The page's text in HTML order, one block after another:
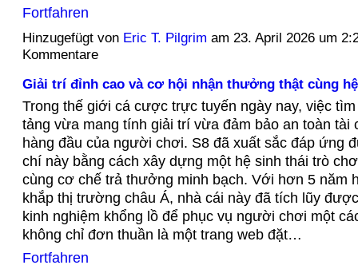
Fortfahren
Hinzugefügt von Eric T. Pilgrim am 23. April 2026 um
Kommentare
Giải trí đỉnh cao và cơ hội nhận thưởng thật cùng
Trong thế giới cá cược trực tuyến ngày nay, việc
tảng vừa mang tính giải trí vừa đảm bảo an toàn tài
hàng đầu của người chơi. S8 đã xuất sắc đáp ứng
chí này bằng cách xây dựng một hệ sinh thái trò
cùng cơ chế trả thưởng minh bạch. Với hơn 5 năm
khắp thị trường châu Á, nhà cái này đã tích lũy
kinh nghiệm khổng lồ để phục vụ người chơi một
không chỉ đơn thuần là một trang web đặt…
Fortfahren